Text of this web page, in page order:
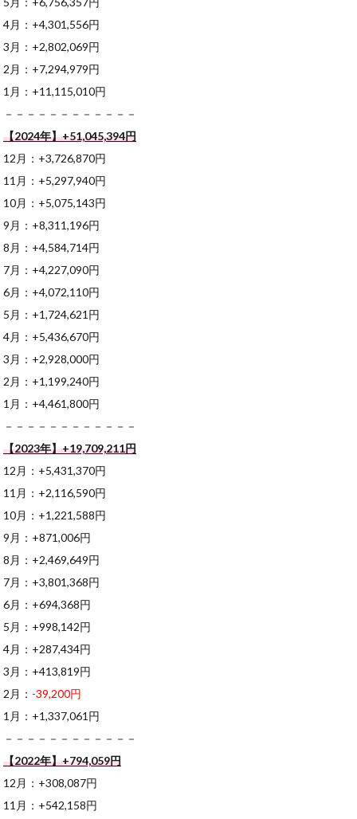
4月：+4,301,556円
3月：+2,802,069円
2月：+7,294,979円
1月：+11,115,010円
－－－－－－－－－－－－
【2024年】+51,045,394円
12月：+3,726,870円
11月：+5,297,940円
10月：+5,075,143円
9月：+8,311,196円
8月：+4,584,714円
7月：+4,227,090円
6月：+4,072,110円
5月：+1,724,621円
4月：+5,436,670円
3月：+2,928,000円
2月：+1,199,240円
1月：+4,461,800円
－－－－－－－－－－－－
【2023年】+19,709,211円
12月：+5,431,370円
11月：+2,116,590円
10月：+1,221,588円
9月：+871,006円
8月：+2,469,649円
7月：+3,801,368円
6月：+694,368円
5月：+998,142円
4月：+287,434円
3月：+413,819円
2月： -39,200円
1月：+1,337,061円
－－－－－－－－－－－－
【2022年】+794,059円
12月：+308,087円
11月：+542,158円